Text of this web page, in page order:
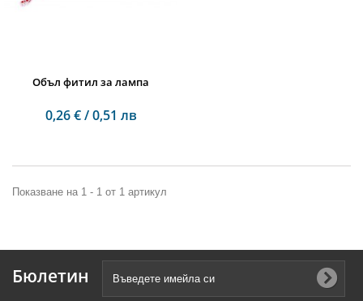
Объл фитил за лампа
0,26 € / 0,51 лв
Показване на 1 - 1 от 1 артикул
Бюлетин